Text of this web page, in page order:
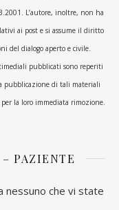
L’autore, inoltre, non ha
ai post e si assume il diritto
del dialogo aperto e civile.
pubblicati sono reperiti
pubblicazione di tali materiali
la loro immediata rimozione.
PAZIENTE
nessuno che vi state